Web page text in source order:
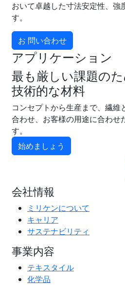
おいて卓越した寸法安定性、強
す。
お 問い合わせ
アプリケーション
最も厳しい課題の
技術的な材料
コンセプトから生産まで、繊維
合わせ、お客様の用途に合わせ
す。
始めましょう
会社情報
ミリケンについて
キャリア
サステナビリティ
事業内容
テキスタイル
化学品